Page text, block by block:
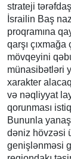
strateji
İsrailin Baş
proqramına
qarşı
mövqeyini
münasibətləri
xarakter
və nəqliyyat
qorunması
Bununla
dəniz hövzəsi
genişlənməsi